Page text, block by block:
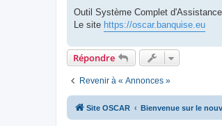
Outil Système Complet
Le site https://oscar.banquise.eu
Répondre
Revenir à « Annonces »
Site OSCAR Bienvenue sur le